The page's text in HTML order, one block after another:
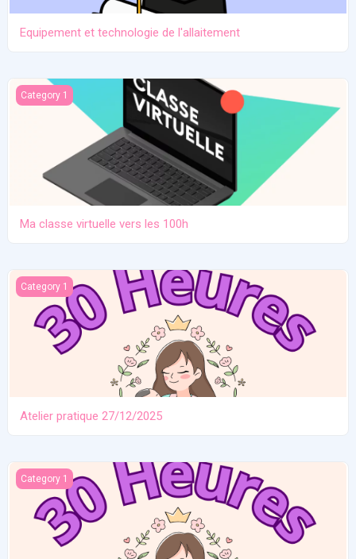
Equipement et technologie de l'allaitement
Ma classe virtuelle vers les 100h
Category 1
Ma classe virtuelle vers les 100h
Atelier pratique 27/12/2025
Category 1
Atelier pratique 27/12/2025
IHAB et compétences en communication
Category 1